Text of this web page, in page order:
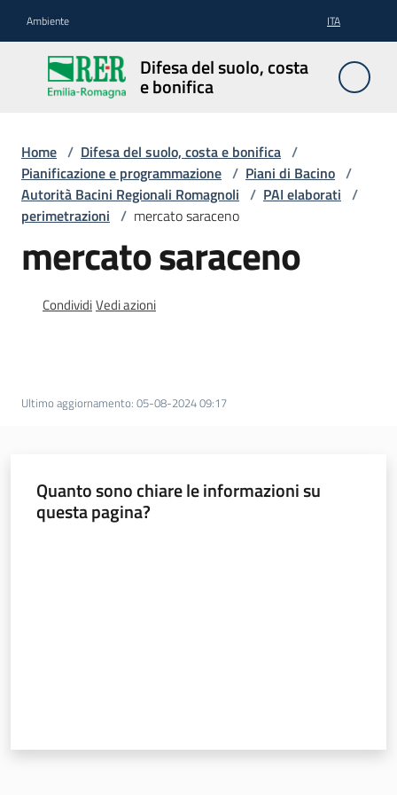
Ambiente ITA
Difesa del suolo, costa
e bonifica
Difesa
del
suolo,
bonifica
Pianificazione
e
programmazione
Documentazione
Comunicazione
Home / Difesa del suolo, costa e bonifica /
Pianificazione e programmazione / Piani di Bacino /
Autorità Bacini Regionali Romagnoli / PAI elaborati /
perimetrazioni / mercato saraceno
mercato saraceno
CondividiVedi azioni
Ultimo aggiornamento: 05-08-2024 09:17
Quanto sono chiare le informazioni su
questa pagina?